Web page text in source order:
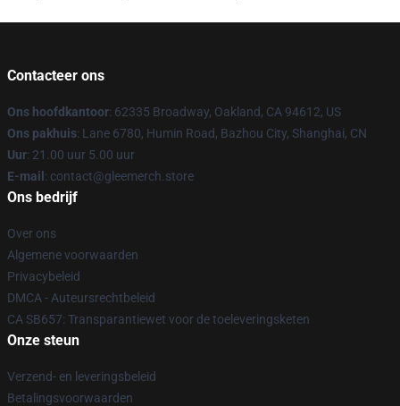
Contacteer ons
Ons hoofdkantoor: 62335 Broadway, Oakland, CA 94612, US
Ons pakhuis: Lane 6780, Humin Road, Bazhou City, Shanghai, CN
Uur: 21.00 uur 5.00 uur
E-mail : contact@gleemerch.store
Ons bedrijf
Over ons
Algemene voorwaarden
Privacybeleid
DMCA - Auteursrechtbeleid
CA SB657: Transparantiewet voor de toeleveringsketen
Onze steun
Verzend- en leveringsbeleid
Betalingsvoorwaarden